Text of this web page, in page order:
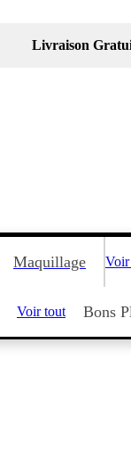
Livraison
Maquillage
Voir tout Bons